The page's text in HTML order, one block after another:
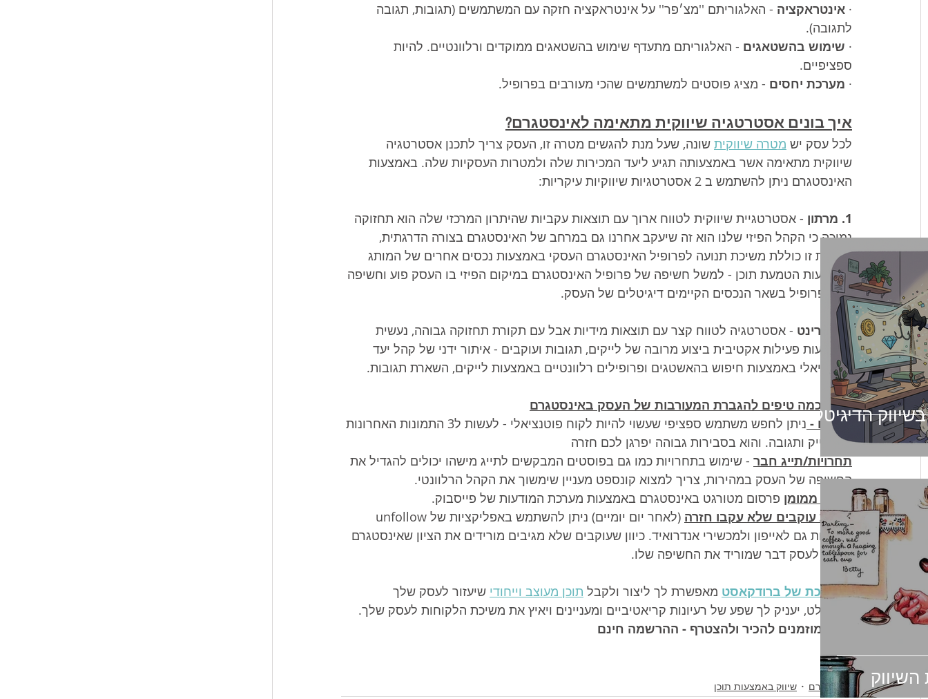
· אינטראקציה - האלגוריתם ''מצ׳פר'' על אינטראקציה חזקה עם המשתמשים (תגובות, תגובה
לתגובה).
· שימוש בהשטאגים - האלגוריתם מתעדף שימוש בהשטאגים ממוקדים ורלוונטיים. להיות
ספציפיים.
· מערכת יחסים - מציג פוסטים למשתמשים שהכי מעורבים בפרופיל.
איך בונים אסטרטגיה שיווקית מתאימה לאינסטגרם?
לכל עסק יש מטרה שיווקית שונה, שעל מנת להגשים מטרה זו, העסק צריך לתכנן אסטרטגיה
שיווקית מתאימה אשר באמצעותה תגיע ליעד המכירות שלה ולמטרות העסקיות שלה. באמצעות
האינסטגרם ניתן להשתמש ב 2 אסטרטגיות שיווקיות עיקריות:
1. מרתון
- אסטרטגיית שיווקית לטווח ארוך עם תוצאות עקביות שהיתרון המרכזי שלה הוא תחזוקה
נמוכה כי הקהל הפיזי שלנו הוא זה שיעקב אחרנו גם במרחב של האינסטגרם בצורה הדרגתית,
פעילות זו כוללת משיכת תנועה לפרופיל האינסטגרם העסקי באמצעות נכסים אחרים של המותג
באמצעות הטמעת תוכן - למשל חשיפה של פרופיל האינסטגרם במיקום הפיזי בו העסק פוע וחשיפה
של הפרופיל בשאר הנכסים הקיימים דיגיטלים של העסק.
2. ספרינט
- אסטרטגיה לטווח קצר עם תוצאות מידיות אבל עם תקורת תחזוקה גבוהה, נעשית
באמצעות פעילות אקטיבית ביצוע מרובה של לייקים, תגובות ועוקבים - איתור ידני של קהל יעד
פוטנציאלי באמצעות חיפוש בהאשטגים ופרופילים רלוונטיים באמצעות לייקים, השארת תגובות.
קבלו כמה טיפים להגברת המעורבות של העסק באינסטגרם
לייקים -
ניתן לחפש משתמש ספציפי שעשוי להיות לקוח פוטנציאלי - לעשות ל3 התמונות האחרונות
שלו לייק ותגובה. והוא בסבירות גבוהה יפרגן לכם חזרה
תחרויות/תייג חבר - שימוש בתחרויות כמו גם בפוסטים המבקשים לתייג מישהו יכולים להגדיל את
החשיפה של העסק במהירות, צריך למצוא קונספט מעניין שימשוך את הקהל הרלוונטי.
קידום ממומן פרסום מטורגט באינסטגרם באמצעות מערכת המודעות של פייסבוק.
הסרת עוקבים שלא עקבו חזרה
שזמינות גם לאייפון ולמכשירי אנדרואיד. כיוון שעוקבים שלא מגיבים מורידים את הציון שאינסטגרם
נותנת לעסק דבר שמוריד את החשיפה שלו.
המערכת של ברודקאסט מאפשרת לך ליצור ולקבל תוכן מעוצב וייחודי שיעזור לעסק שלך
להתבלט, יעניק לך שפע של רעיונות קריאטיביים ומעניינים ויאיץ את משיכת הלקוחות לעסק שלך.
אתם מוזמנים להכיר ולהצטרף - ההרשמה חינם
אינסטגרם שיווק באמצעות תוכן
בשיווק הדיגיטלי
השיווק